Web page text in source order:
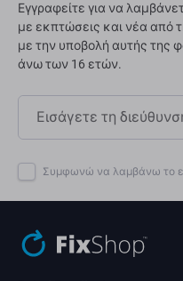
Εγγραφείτε για να
με εκπτώσεις και νέα από
με την υποβολή αυτής της
άνω των 16 ετών.
Συμφωνώ να λαμβάνω το